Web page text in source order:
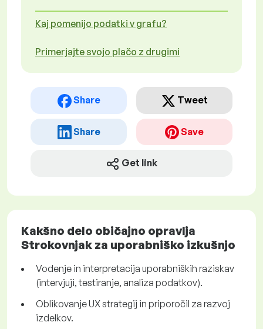
Kaj pomenijo podatki v grafu?
Primerjajte svojo plačo z drugimi
Share Tweet
Share Save
Get link
Kakšno delo običajno opravlja
Strokovnjak za uporabniško izkušnjo
Vodenje in interpretacija uporabniških raziskav
(intervjuji, testiranje, analiza podatkov).
Oblikovanje UX strategij in priporočil za razvoj
izdelkov.